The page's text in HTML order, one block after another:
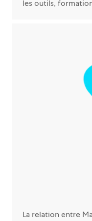
les outils,
La relation entre